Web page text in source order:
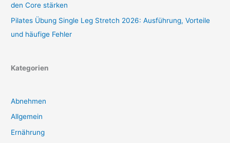
den Core stärken
Pilates Übung Single Leg Stretch 2026: Ausführung, Vorteile
und häufige Fehler
Kategorien
Abnehmen
Allgemein
Ernährung